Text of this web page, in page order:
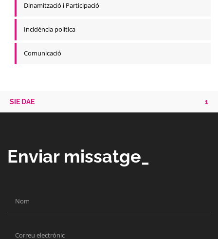
Dinamització i Participació
Incidència política
Comunicació
SIE DAE 1
Enviar missatge_